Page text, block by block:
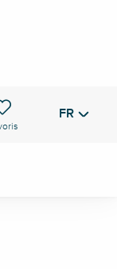
les favoris FR